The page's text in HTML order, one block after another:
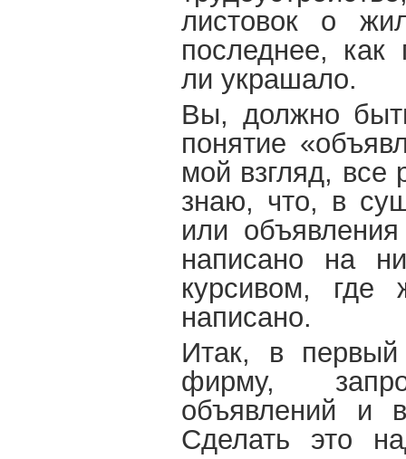
листовок о
последнее, как
ли украшало.
Вы, должно
понятие
мой взгляд, все
знаю, что, в
или
написано на
курсивом,
написано.
Итак, в
фирму,
объявлений и
Сделать это